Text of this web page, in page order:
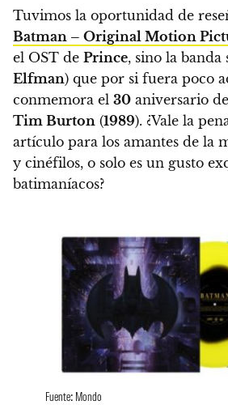
Tuvimos la oportunidad de
Batman – Original Motion
el OST de Prince, sino la banda
Elfman) que por si fuera poco
conmemora el 30 aniversario
Tim Burton (1989). ¿Vale la
artículo para los amantes de la
y cinéfilos, o solo es un gusto
batimaníacos?
Fuente: Mondo